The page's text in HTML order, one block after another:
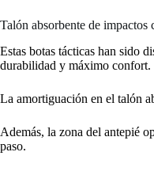
Talón absorbente de impactos
Estas botas tácticas han sido
durabilidad y máximo confort.
La amortiguación en el talón
Además, la zona del antepié
paso.